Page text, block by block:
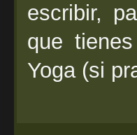
escribir,
que
Yoga (si